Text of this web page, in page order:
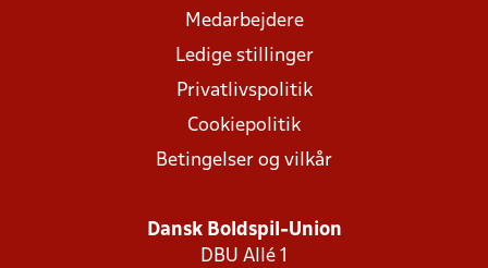
Medarbejdere
Ledige stillinger
Privatlivspolitik
Cookiepolitik
Betingelser og vilkår
Dansk Boldspil-Union
DBU Allé 1